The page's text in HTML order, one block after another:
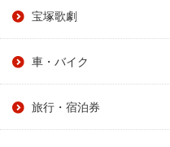
宝塚歌劇
車・バイク
旅行・宿泊券